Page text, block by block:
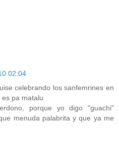
02:04
celebrando los sanfemrines en
pa matalu
porque yo digo "guachi"
menuda palabrita y que ya me